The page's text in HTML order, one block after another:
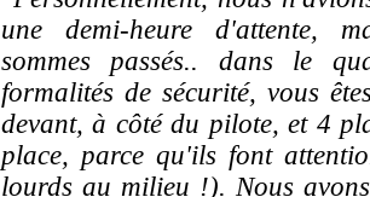
une demi-heure d'attente,
sommes passés.. dans le
formalités de sécurité, vous
devant, à côté du pilote, et 4
place, parce qu'ils font
lourds au milieu !). Nous